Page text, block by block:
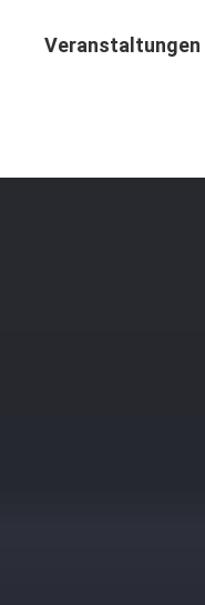
Veranstaltungen